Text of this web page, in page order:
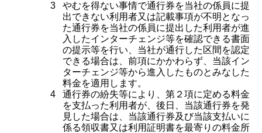
3 やむを得ない事情で通行券を当社の係員に提
出できない利用者又は記載事項が不明となっ
た通行券を当社の係員に提出した利用者が進
入したインターチェンジ等を確認できる書面
の提示等を行い、当社が通行した区間を認定
できる場合は、前項にかかわらず、当該イン
ターチェンジ等から進入したものとみなした
料金を適用します。
4 通行券の紛失等により、第２項に定める料金
を支払った利用者が、後日、当該通行券を発
見した場合は、当該通行券及び当該支払いに
係る領収書又は利用証明書を最寄りの料金所